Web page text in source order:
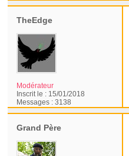
TheEdge
Modérateur
Inscrit le : 15/01/2018
Messages :3138
Grand Père